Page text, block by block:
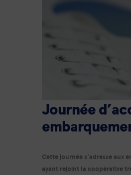
Journée
Cette journée s’adresse aux
ayant rejoint la coopérative